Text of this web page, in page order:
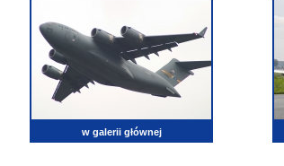
w galerii głównej